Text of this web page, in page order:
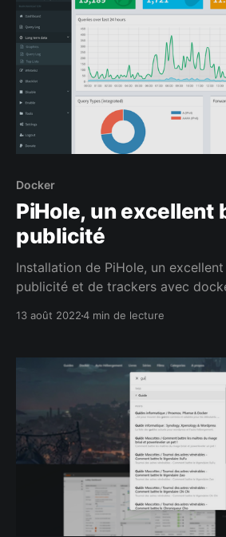
Docker
PiHole, un excellent
publicité
Installation de PiHole, un
publicité et de trackers avec
13 août 20224 min de lecture